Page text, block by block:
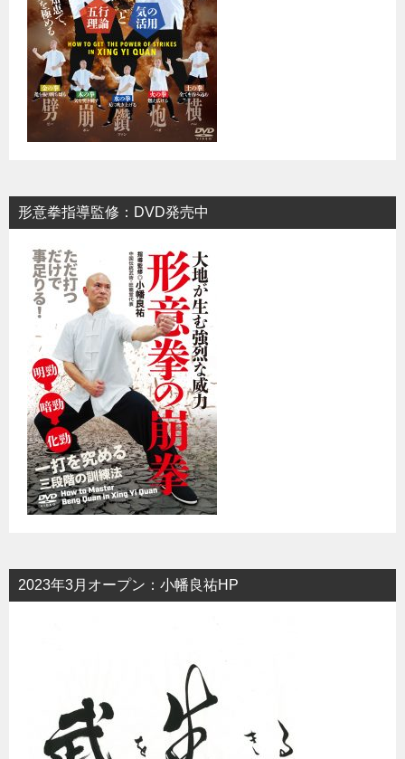
形意拳指導監修：DVD発売中
2023年3月オープン：小幡良祐HP